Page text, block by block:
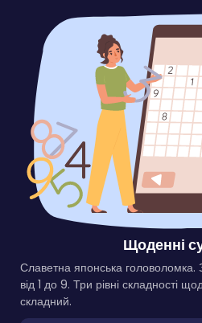
Щоденні
Славетна японська головоломка.
від 1 до 9. Три рівні складності
складний.